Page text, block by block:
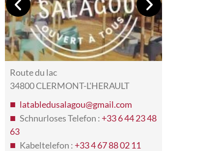
Route du lac
34800 CLERMONT-L'HERAULT
latabledusalagou@gmail.com
Schnurloses Telefon : +33 6 44 23 48
63
Kabeltelefon : +33 4 67 88 02 11